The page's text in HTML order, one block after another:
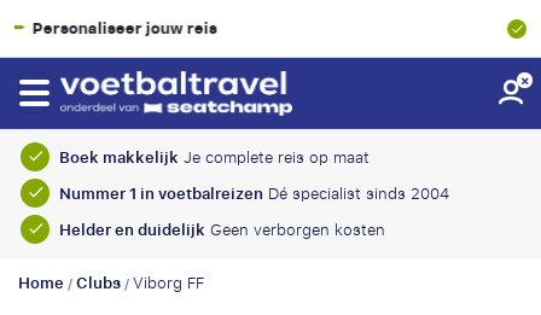
reis
Boek makkelijk Je complete reis op maat
Nummer 1 in voetbalreizen Dé specialist sinds 2004
Helder en duidelijk Geen verborgen kosten
Home/Clubs/Viborg FF